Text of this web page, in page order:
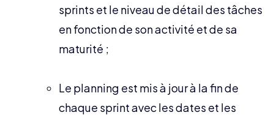
sprints et le niveau de détail des tâches
en fonction de son activité et de sa
maturité ;
Le planning est mis à jour à la fin de
chaque sprint avec les dates et les